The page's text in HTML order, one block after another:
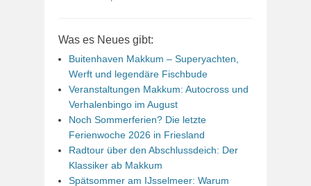
Was es Neues gibt:
Buitenhaven Makkum – Superyachten,
Werft und legendäre Fischbude
Veranstaltungen Makkum: Autocross und
Verhalenbingo im August
Noch Sommerferien? Die letzte
Ferienwoche 2026 in Friesland
Radtour über den Abschlussdeich: Der
Klassiker ab Makkum
Spätsommer am IJsselmeer: Warum